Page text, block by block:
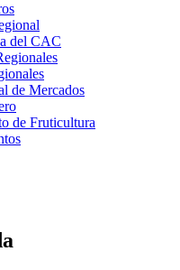
del CAC
de Mercados
de Fruticultura